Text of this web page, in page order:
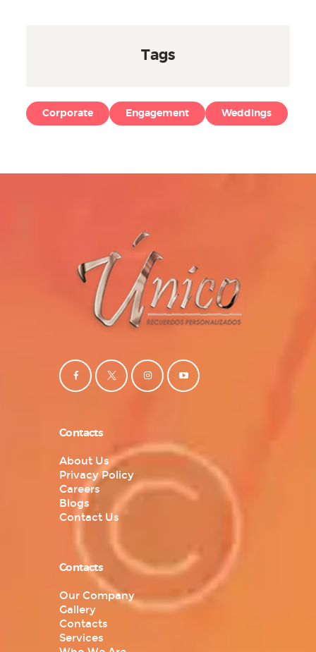
Tags
Corporate Engagement Weddings
Contacts
About Us
Privacy Policy
Careers
Blogs
Contact Us
Contacts
Our Company
Gallery
Contacts
Services